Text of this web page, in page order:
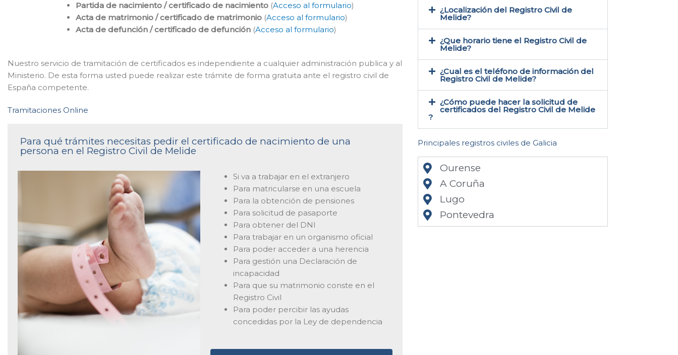
Partida de nacimiento / certificado de nacimiento (Acceso al formulario)
Acta de matrimonio / certificado de matrimonio (Acceso al formulario)
Acta de defunción / certificado de defunción (Acceso al formulario)
Nuestro servicio de tramitación de certificados es independiente a cualquier administración publica y al
Ministerio. De esta forma usted puede realizar este trámite de forma gratuita ante el registro civil de
España competente.
Tramitaciones Online
Para qué trámites necesitas pedir el certificado de nacimiento de una
persona en el Registro Civil de Melide
Si va a trabajar en el extranjero
Para matricularse en una escuela
Para la obtención de pensiones
Para solicitud de pasaporte
Para obtener del DNI
Para trabajar en un organismo oficial
Para poder acceder a una herencia
Para gestión una Declaración de
incapacidad
Para que su matrimonio conste en el
Registro Civil
Para poder percibir las ayudas
concedidas por la Ley de dependencia
¿Localización del Registro Civil de
Melide​?
¿Que horario tiene el Registro Civil de
Melide?
¿Cual es el teléfono de información del
Registro Civil de Melide​?
¿Cómo puede hacer la solicitud de
certificados del Registro Civil de Melide​
?
Principales registros civiles de Galicia
Ourense
A Coruña
Lugo
Pontevedra